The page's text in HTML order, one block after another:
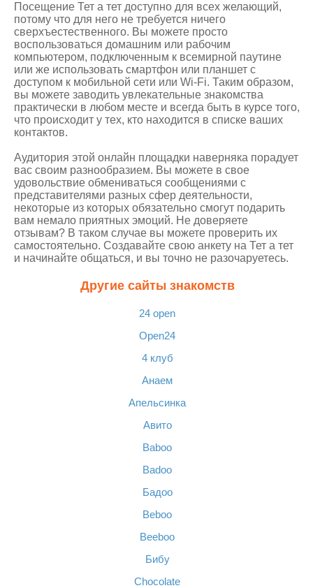
Посещение Тет а тет доступно для всех желающий,
потому что для него не требуется ничего
сверхъестественного. Вы можете просто
воспользоваться домашним или рабочим
компьютером, подключенным к всемирной паутине
или же использовать смартфон или планшет с
доступом к мобильной сети или Wi-Fi. Таким образом,
вы можете заводить увлекательные знакомства
практически в любом месте и всегда быть в курсе того,
что происходит у тех, кто находится в списке ваших
контактов.
Аудитория этой онлайн площадки наверняка порадует
вас своим разнообразием. Вы можете в свое
удовольствие обмениваться сообщениями с
представителями разных сфер деятельности,
некоторые из которых обязательно смогут подарить
вам немало приятных эмоций. Не доверяете
отзывам? В таком случае вы можете проверить их
самостоятельно. Создавайте свою анкету на Тет а тет
и начинайте общаться, и вы точно не разочаруетесь.
Другие сайты знакомств
24 open
Open24
4 клуб
Анаем
Апельсинка
Авито
Baboo
Badoo
Бадоо
Beboo
Beeboo
Бибу
Chocolate